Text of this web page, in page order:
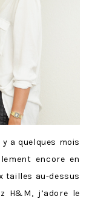
a quelques mois
encore en
tailles au-dessus
H&M, j’adore le